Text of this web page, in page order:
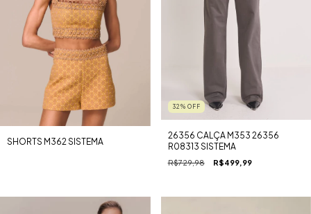
SHORTS M362 SISTEMA
32 % OFF
26356 CALÇA M353 26356
R08313 SISTEMA
R$729,98 R$499,99